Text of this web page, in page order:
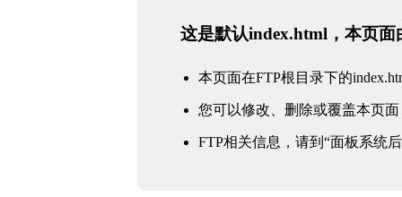
这是默认index.html，本页面
本页面在FTP根目录下的
您可以修改、删除或覆盖本页面
FTP相关信息，请到“面板系统